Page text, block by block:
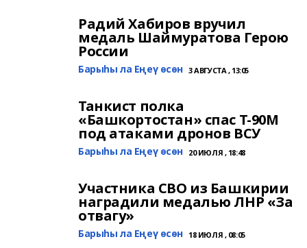
Радий Хабиров вручил
медаль Шаймуратова Герою
России
Барыһы ла Еңеү өсөн 3 АВГУСТА , 13:05
Танкист полка
«Башкортостан» спас Т-90М
под атаками дронов ВСУ
Барыһы ла Еңеү өсөн 20 ИЮЛЯ , 18:48
Участника СВО из Башкирии
наградили медалью ЛНР «За
отвагу»
Барыһы ла Еңеү өсөн 18 ИЮЛЯ , 08:05